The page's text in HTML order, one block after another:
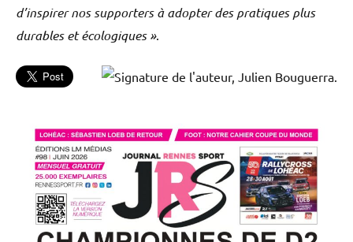
d’inspirer nos supporters à adopter des pratiques plus
durables et écologiques ».
L'actu
Publireportages
Stade
Rennais